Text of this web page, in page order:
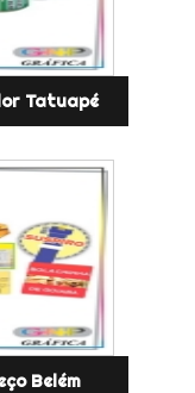
Tatuapé
Belém